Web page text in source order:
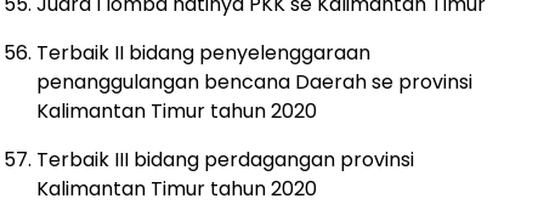
Terbaik II bidang penyelenggaraan
penanggulangan bencana Daerah se provinsi
Kalimantan Timur tahun 2020
Terbaik III bidang perdagangan provinsi
Kalimantan Timur tahun 2020